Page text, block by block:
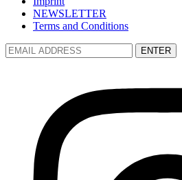
NEWSLETTER
Terms and Conditions
ENTER